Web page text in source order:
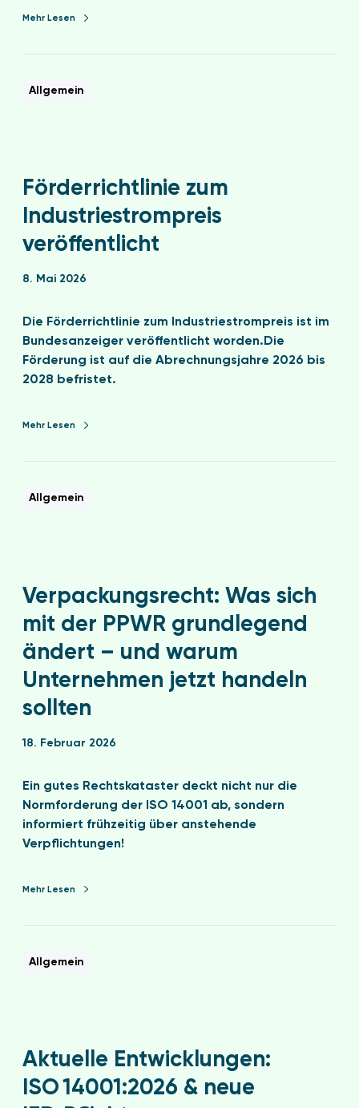
Mehr Lesen
Allgemein
Förderrichtlinie zum
Industriestrompreis
veröffentlicht
8. Mai 2026
Die Förderrichtlinie zum Industriestrompreis ist im
Bundesanzeiger veröffentlicht worden.Die
Förderung ist auf die Abrechnungsjahre 2026 bis
2028 befristet.
Mehr Lesen
Allgemein
Verpackungsrecht: Was sich
mit der PPWR grundlegend
ändert – und warum
Unternehmen jetzt handeln
sollten
18. Februar 2026
Ein gutes Rechtskataster deckt nicht nur die
Normforderung der ISO 14001 ab, sondern
informiert frühzeitig über anstehende
Verpflichtungen!
Mehr Lesen
Allgemein
Aktuelle Entwicklungen:
ISO 14001:2026 & neue